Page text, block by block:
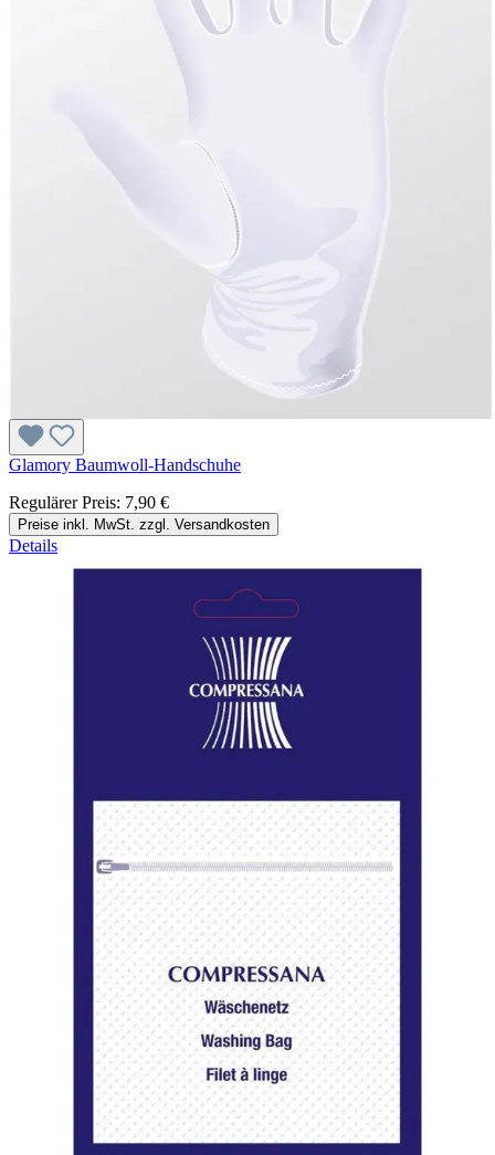
Glamory Baumwoll-Handschuhe
Regulärer Preis: 7,90 €
Preise inkl. MwSt. zzgl. Versandkosten
Details